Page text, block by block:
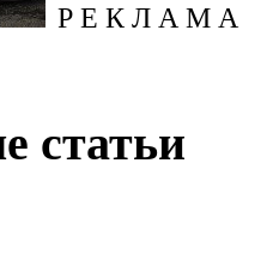
Р Е К Л А М А
статьи